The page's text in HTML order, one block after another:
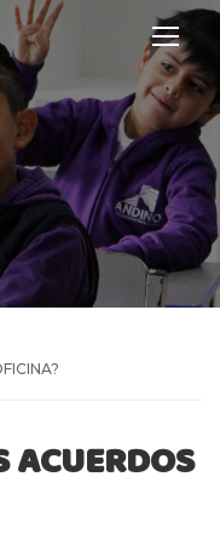
ACUERDOS